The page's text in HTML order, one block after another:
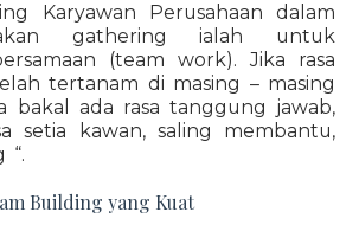
Karyawan Perusahaan dalam
gathering ialah untuk
(team work). Jika rasa
tertanam di masing – masing
bakal ada rasa tanggung jawab,
setia kawan, saling membantu,
“.
Building yang Kuat